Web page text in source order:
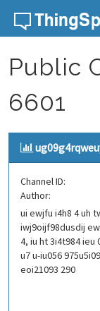
Skip to content
Public
6601
Channel ID:
Author:
ui ewjfu i4h8 4 uh
iwj9oijf98dusdij
4, iu ht 3i4t984 ieu
u7 u-iu056
eoi21093 290